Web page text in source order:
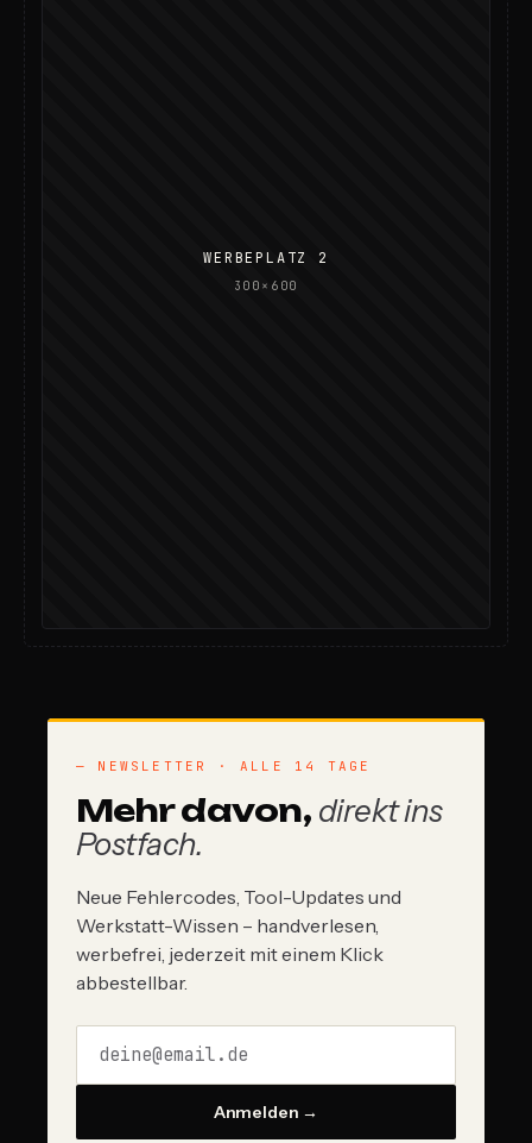
WERBEPLATZ 2
300×600
— NEWSLETTER · ALLE 14 TAGE
Mehr davon, direkt ins
Postfach.
Neue Fehlercodes, Tool-Updates und
Werkstatt-Wissen – handverlesen,
werbefrei, jederzeit mit einem Klick
abbestellbar.
Anmelden →